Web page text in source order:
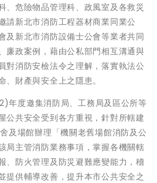
、危險物品管理科、政風室及各救災
請新北市消防工程器材商業同業公
及新北市消防設備士公會等業者共同
廉政案例，藉由公私部門相互溝通與
對消防安檢法令之理解，落實執法公
財產與安全上之隱患。
年度邀集消防局、工務局及區公所等
公共安全受到各方重視，針對所轄建
及場館辦理「機關老舊場館消防及公
局主管消防業務事項，掌握各機關轄
、防火管理及防災避難應變能力，稽
提供輔導改善，提升本市公共安全之